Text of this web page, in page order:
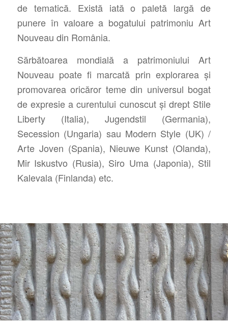
de tematică. Există iată o paletă largă de
punere în valoare a bogatului patrimoniu Art
Nouveau din România.
Sărbătoarea mondială a patrimoniului Art
Nouveau poate fi marcată prin explorarea și
promovarea oricăror teme din universul bogat
de expresie a curentului cunoscut și drept Stile
Liberty (Italia), Jugendstil (Germania),
Secession (Ungaria) sau Modern Style (UK) /
Arte Joven (Spania), Nieuwe Kunst (Olanda),
Mir Iskustvo (Rusia), Siro Uma (Japonia), Stil
Kalevala (Finlanda) etc.